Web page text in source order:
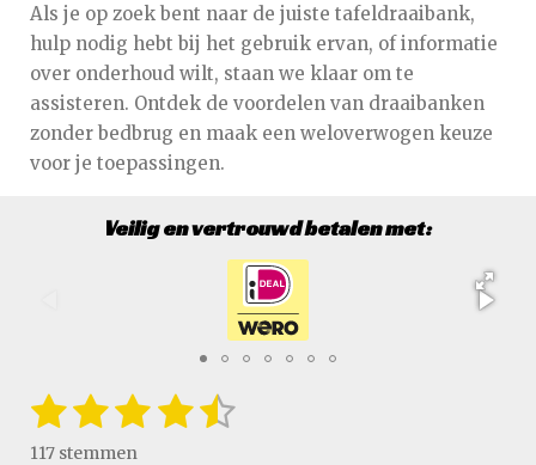
Als je op zoek bent naar de juiste tafeldraaibank,
hulp nodig hebt bij het gebruik ervan, of informatie
over onderhoud wilt, staan we klaar om te
assisteren. Ontdek de voordelen van draaibanken
zonder bedbrug en maak een weloverwogen keuze
voor je toepassingen.
Veilig en vertrouwd betalen met:
R
a
t
1
s
2
s
3
s
4 5
S
117 stemmen